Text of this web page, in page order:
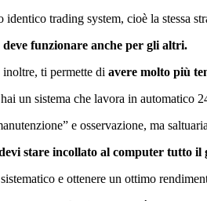
identico trading system, cioè la stessa
deve funzionare anche per gli altri.
ti permette di avere molto più
un sistema che lavora in automatico
e osservazione, ma
stare incollato al computer tutto il
e ottenere un ottimo